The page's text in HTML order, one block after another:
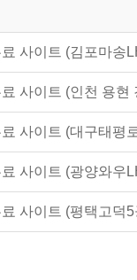
사이트 (김포마송
사이트 (인천 용현
사이트 (대구태평
사이트 (광양와우
사이트 (평택고덕